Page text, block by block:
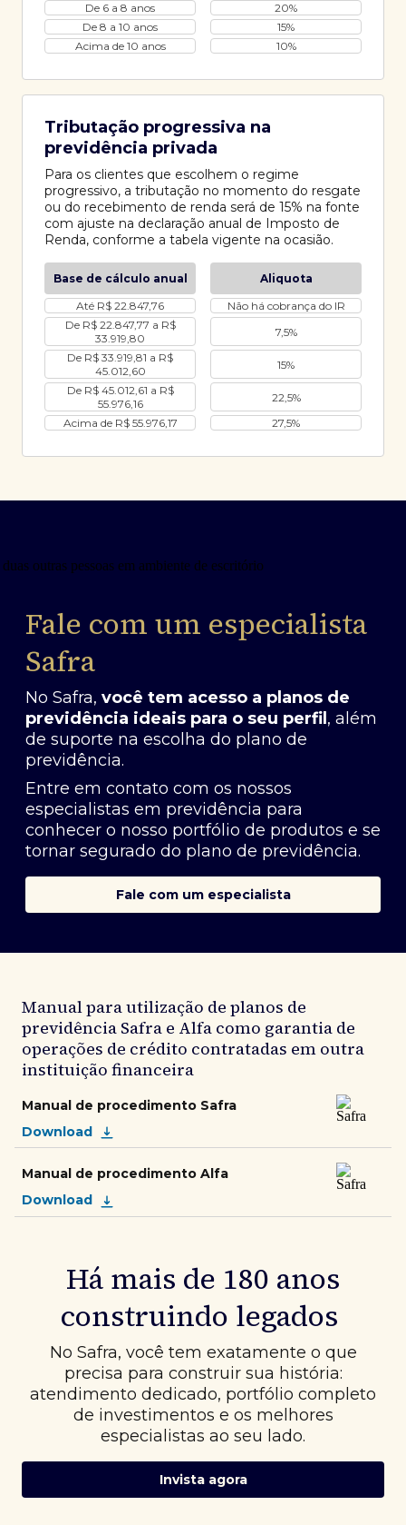
De 6 a 8 anos
20%
De 8 a 10 anos
15%
Acima de 10 anos
10%
Tributação progressiva na
previdência privada
Para os clientes que escolhem o regime
progressivo, a tributação no momento do resgate
ou do recebimento de renda será de 15% na fonte
com ajuste na declaração anual de Imposto de
Renda, conforme a tabela vigente na ocasião.
Base de cálculo anual
Aliquota
Até R$ 22.847,76
Não há cobrança do IR
De R$ 22.847,77 a R$
33.919,80
7,5%
De R$ 33.919,81 a R$
45.012,60
15%
De R$ 45.012,61 a R$
55.976,16
22,5%
Acima de R$ 55.976,17
27,5%
Fale com um especialista
Safra
No Safra, você tem acesso a planos de
previdência ideais para o seu perfil , além
de suporte na escolha do plano de
previdência.
Entre em contato com os nossos
especialistas em previdência para
conhecer o nosso portfólio de produtos e se
tornar segurado do plano de previdência.
Fale com um especialista
Manual para utilização de planos de
previdência Safra e Alfa como garantia de
operações de crédito contratadas em outra
instituição financeira
Manual de procedimento Safra
Download
Manual de procedimento Alfa
Download
Há mais de 180 anos
construindo legados
No Safra, você tem exatamente o que
precisa para construir sua história:
atendimento dedicado, portfólio completo
de investimentos e os melhores
especialistas ao seu lado.
Invista agora